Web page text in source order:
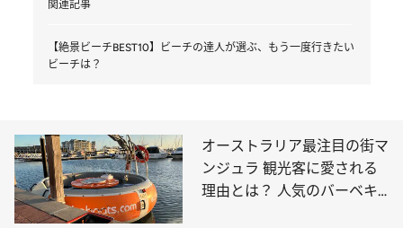
関連記事
【絶景ビーチBEST10】ビーチの達人が選ぶ、もう一度行きたい
ビーチは？
オーストラリア最注目の街マ
ンジュラ 観光客に愛される
理由とは？ 人気のバーベキ